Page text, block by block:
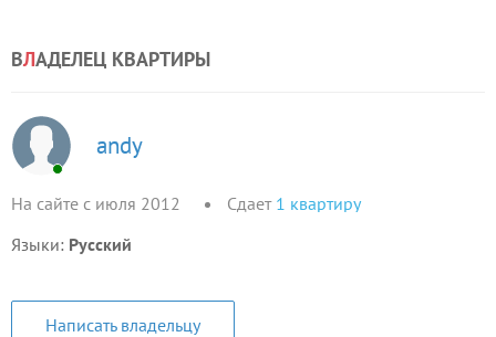
ВЛАДЕЛЕЦ КВАРТИРЫ
andy
На сайте с июля 2012 Сдает 1 квартиру
Языки: Русский
Написать владельцу